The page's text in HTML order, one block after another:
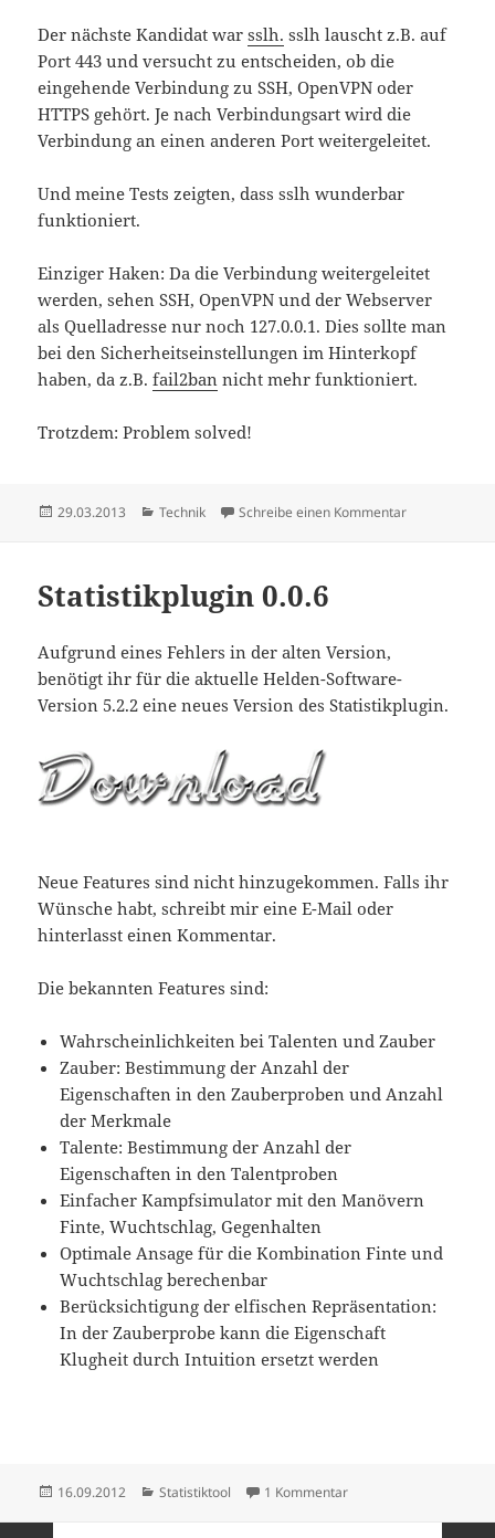
Der nächste Kandidat warsslh. sslh lauscht z.B. auf
Port 443 und versucht zu entscheiden, ob die
eingehende Verbindung zu SSH, OpenVPN oder
HTTPS gehört. Je nach Verbindungsart wird die
Verbindung an einen anderen Port weitergeleitet.
Und meine Tests zeigten, dass sslh wunderbar
funktioniert.
Einziger Haken: Da die Verbindung weitergeleitet
werden, sehen SSH, OpenVPN und der Webserver
als Quelladresse nur noch 127.0.0.1. Dies sollte man
bei den Sicherheitseinstellungen im Hinterkopf
haben, da z.B.fail2ban nicht mehr funktioniert.
Trotzdem: Problem solved!
Veröffentlicht
29.03.2013 Kategorien
Technik Schreibe einen Kommentarzu OpenVPN
Statistikplugin 0.0.6
Aufgrund eines Fehlers in der alten Version,
benötigt ihr für die aktuelle Helden-Software-
Version 5.2.2 eine neues Version des Statistikplugin.
Neue Features sind nicht hinzugekommen. Falls ihr
Wünsche habt, schreibt mir eine E-Mail oder
hinterlasst einen Kommentar.
Die bekannten Features sind:
Wahrscheinlichkeiten bei Talenten und Zauber
Zauber: Bestimmung der Anzahl der
Eigenschaften in den Zauberproben und Anzahl
der Merkmale
Talente: Bestimmung der Anzahl der
Eigenschaften in den Talentproben
Einfacher Kampfsimulator mit den Manövern
Finte, Wuchtschlag, Gegenhalten
Optimale Ansage für die Kombination Finte und
Wuchtschlag berechenbar
Berücksichtigung der elfischen Repräsentation:
In der Zauberprobe kann die Eigenschaft
Klugheit durch Intuition ersetzt werden
Veröffentlicht
16.09.2012 Kategorien
Statistiktool 1 Kommentarzu Statistikplugin 0.0.6